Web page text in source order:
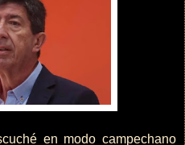
en modo campechano